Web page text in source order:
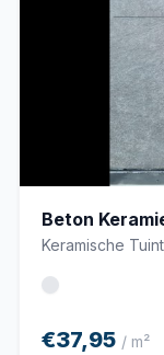
Beton
Keramische
€37,95 / m²